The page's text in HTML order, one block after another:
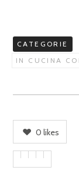
CATEGORIE
IN CUCINA
0 likes